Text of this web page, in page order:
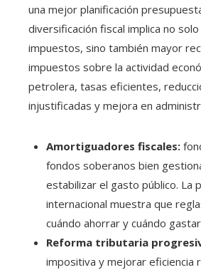
una mejor planificación
diversificación fiscal implica no
impuestos, sino también mayor
impuestos sobre la actividad
petrolera, tasas eficientes,
injustificadas y mejora en
Amortiguadores fiscales:
fondos soberanos bien
estabilizar el gasto público. La
internacional muestra que
cuándo ahorrar y cuándo
Reforma tributaria
impositiva y mejorar eficiencia